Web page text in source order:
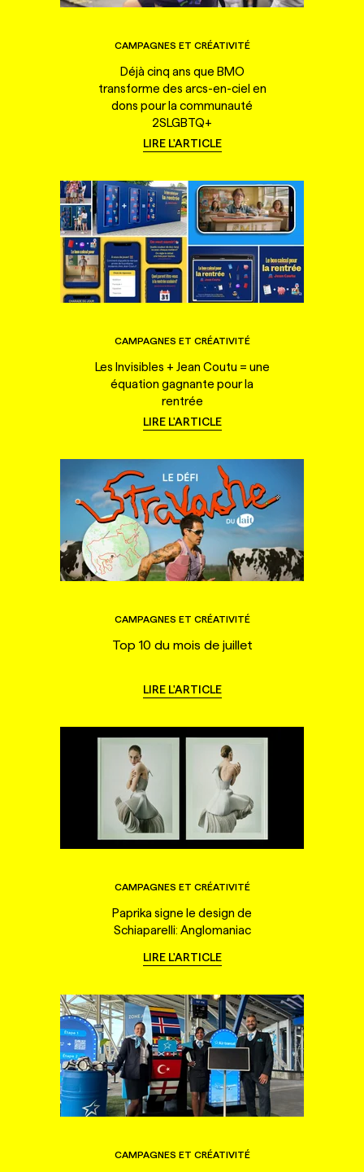
CAMPAGNES ET CRÉATIVITÉ
Déjà cinq ans que BMO
transforme des arcs-en-ciel en
dons pour la communauté
2SLGBTQ+
LIRE L'ARTICLE
CAMPAGNES ET CRÉATIVITÉ
Les Invisibles + Jean Coutu = une
équation gagnante pour la
rentrée
LIRE L'ARTICLE
CAMPAGNES ET CRÉATIVITÉ
Top 10 du mois de juillet
LIRE L'ARTICLE
CAMPAGNES ET CRÉATIVITÉ
Paprika signe le design de
Schiaparelli: Anglomaniac
LIRE L'ARTICLE
CAMPAGNES ET CRÉATIVITÉ